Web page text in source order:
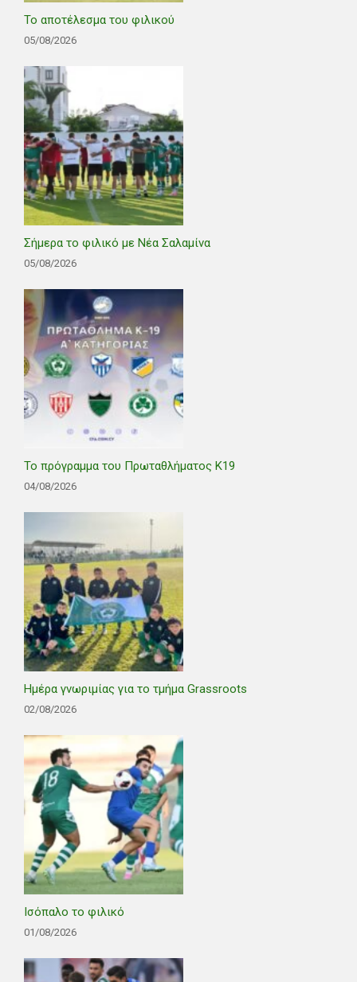
Το αποτέλεσμα του φιλικού
05/08/2026
Σήμερα το φιλικό με Νέα Σαλαμίνα
05/08/2026
Το πρόγραμμα του Πρωταθλήματος Κ19
04/08/2026
Ημέρα γνωριμίας για το τμήμα Grassroots
02/08/2026
Ισόπαλο το φιλικό
01/08/2026